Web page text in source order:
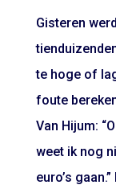
Gisteren
te hoge of
foute
Van Hijum:
weet ik nog
euro’s